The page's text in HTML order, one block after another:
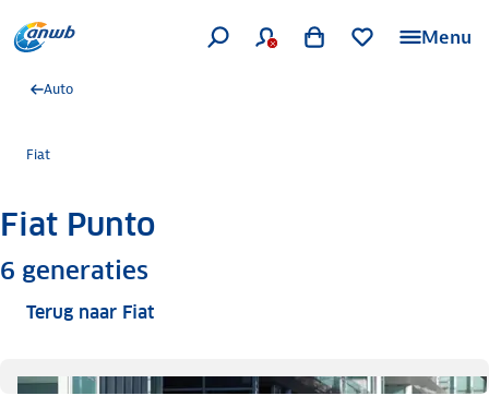
Menu
Auto
Fiat
Fiat Punto
6 generaties
Terug naar Fiat